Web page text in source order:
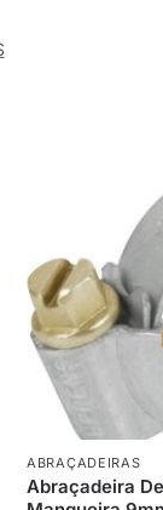
ABRAÇADEIRAS
Abraçadeira